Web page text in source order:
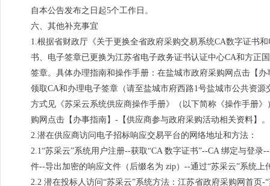
自本公告发布之日起5个工作日。
六、其他补充事宜
1.根据省财政厅《关于更换全省政府采购交易系统CA数字证书
书、电子签章已更换为江苏省电子政务证书认证中心CA和方正
签章。具体办理指南和操作手册：在盐城市政府采购网点击【
领取CA和办理电子签章（请至盐城市府西路1号盐城市公共资源
方式见《苏采云系统供应商操作手册》（以下简称《操作手册
购网点击【办事指南】-【供应商参与政府采购活动相关资料】。
2.潜在供应商访问电子招标响应交易平台的网络地址和方法：
2.1“苏采云”系统用户注册--获取“CA 数字证书”--CA 绑定与登
件--导出加密的响应文件（后缀名为 zip）--通过“苏采云”系统
2.2 潜在投标人访问“苏采云”系统方法：江苏省政府采购网首页-